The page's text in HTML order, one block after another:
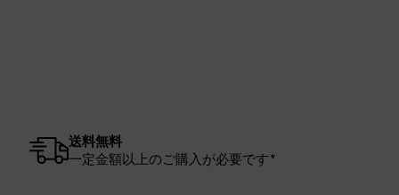
送料無料
一定金額以上のご購入が必要です*